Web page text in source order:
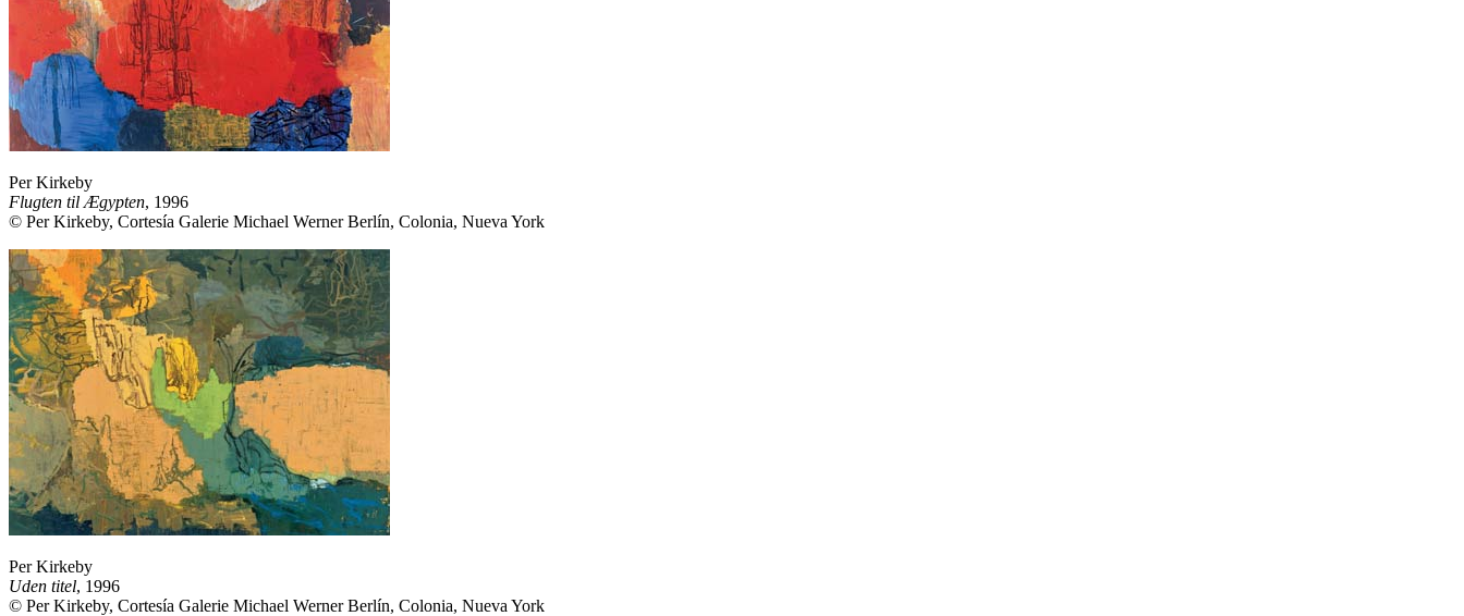
Per Kirkeby
Flugten til Ægypten, 1996
© Per Kirkeby, Cortesía Galerie Michael Werner Berlín, Colonia, Nueva York
Per Kirkeby
Uden titel, 1996
© Per Kirkeby, Cortesía Galerie Michael Werner Berlín, Colonia, Nueva York